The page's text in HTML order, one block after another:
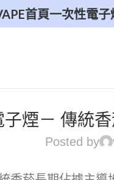
首頁一次性電子
子煙－ 傳統
Posted by